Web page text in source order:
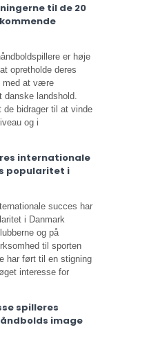
til de 20
er høje
opretholde deres
med at være
danske landshold.
de bidrager til at vinde
og i
internationale
popularitet i
succes har
i Danmark
og på
til sporten
har ført til en stigning
interesse for
spilleres
image